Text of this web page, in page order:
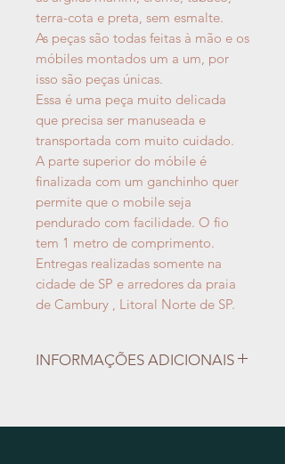
terra-cota e preta, sem esmalte.
As peças são todas feitas à mão e os
móbiles montados um a um, por
isso são peças únicas.
Essa é uma peça muito delicada
que precisa ser manuseada e
transportada com muito cuidado.
A parte superior do móbile é
finalizada com um ganchinho quer
permite que o mobile seja
pendurado com facilidade. O fio
tem 1 metro de comprimento.
Entregas realizadas somente na
cidade de SP e arredores da praia
de Cambury , Litoral Norte de SP.
INFORMAÇÕES ADICIONAIS